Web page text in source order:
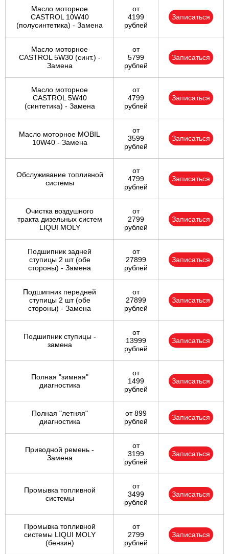
Масло моторное
CASTROL 10W40
(полусинтетика) - Замена
от
4199
рублей
Записаться
Масло моторное
CASTROL 5W30 (синт.) -
Замена
от
5799
рублей
Записаться
Масло моторное
CASTROL 5W40
(синтетика) - Замена
от
4799
рублей
Записаться
Масло моторное MOBIL
10W40 - Замена
от
3599
рублей
Записаться
Обслуживание топливной
системы
от
4799
рублей
Записаться
Очистка воздушного
тракта дизельных систем
LIQUI MOLY
от
2799
рублей
Записаться
Подшипник задней
ступицы 2 шт (обе
стороны) - Замена
от
27899
рублей
Записаться
Подшипник передней
ступицы 2 шт (обе
стороны) - Замена
от
27899
рублей
Записаться
Подшипник ступицы -
замена
от
13999
рублей
Записаться
Полная "зимняя"
диагностика
от
1499
рублей
Записаться
Полная "летняя"
диагностика
от 899
рублей
Записаться
Приводной ремень -
Замена
от
3199
рублей
Записаться
Промывка топливной
системы
от
3499
рублей
Записаться
Промывка топливной
системы LIQUI MOLY
(бензин)
от
2799
рублей
Записаться